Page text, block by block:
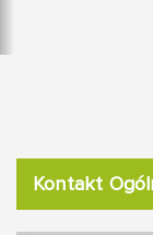
Kontakt